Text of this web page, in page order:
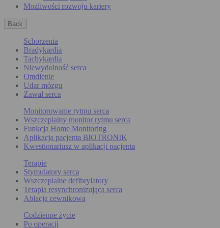
Możliwości rozwoju kariery
Back
Schorzenia
Bradykardia
Tachykardia
Niewydolność serca
Omdlenie
Udar mózgu
Zawał serca
Monitorowanie rytmu serca
Wszczepialny monitor rytmu serca
Funkcja Home Monitoring
Aplikacja pacjenta BIOTRONIK
Kwestionariusz w aplikacji pacjenta
Terapie
Stymulatory serca
Wszczepialne defibrylatory
Terapia resynchronizująca serca
Ablacja cewnikowa
Codzienne życie
Po operacji